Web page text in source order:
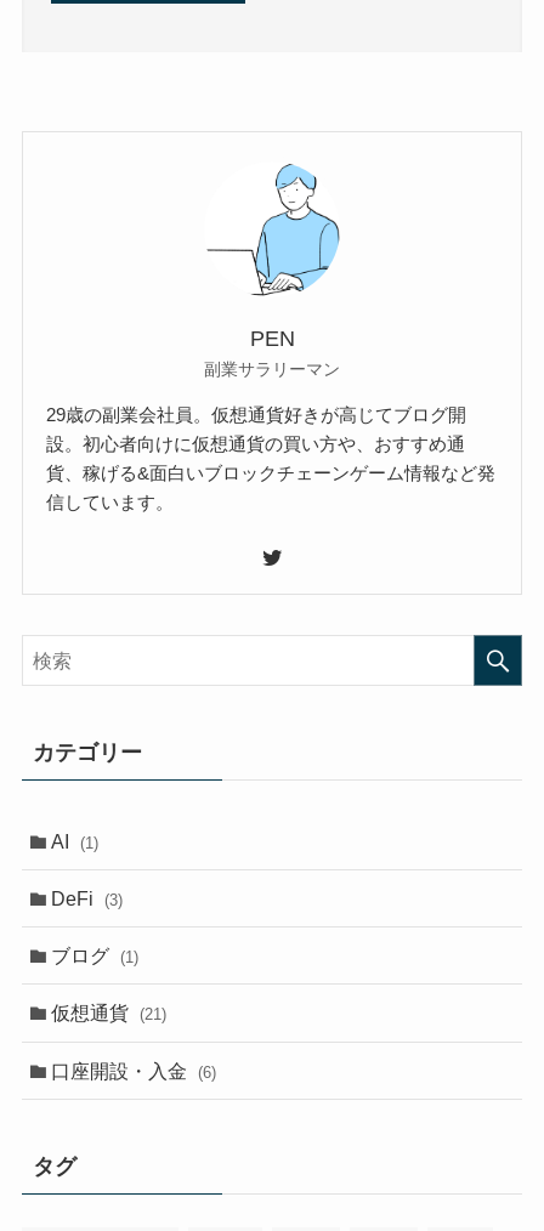
PEN
副業サラリーマン
29歳の副業会社員。仮想通貨好きが高じてブログ開
設。初心者向けに仮想通貨の買い方や、おすすめ通
貨、稼げる&面白いブロックチェーンゲーム情報など発
信しています。
カテゴリー
AI (1)
DeFi (3)
ブログ (1)
仮想通貨 (21)
口座開設・入金 (6)
タグ